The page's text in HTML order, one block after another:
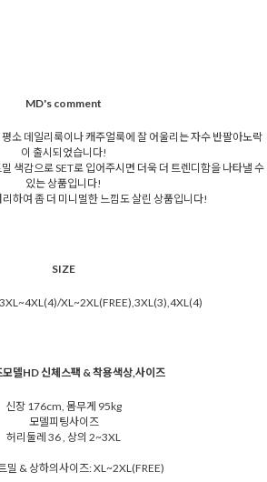
MD's comment
소 데일리룩이나 캐주얼룩에 잘 어울리는 자수 반팔아노락
이 출시되었습니다!
색감으로 SET로 입어주시면 더욱 더 트렌디함을 나타낼 수
있는 상품입니다!
하여 좀 더 미니멀한 느낌도 살린 상품입니다!
SIZE
XL~2XL(FREE),3XL(3),4XL(4)
모델HD 신체스팩 & 착용색상,사이즈
신장 176cm, 몸무게 95kg
모델피팅사이즈
허리둘레 36 , 상의 2~3XL
밀 & 상하의사이즈: XL~2XL(FREE)